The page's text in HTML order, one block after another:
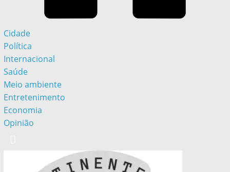
Cidade
Política
Internacional
Saúde
Meio ambiente
Entretenimento
Economia
Opinião